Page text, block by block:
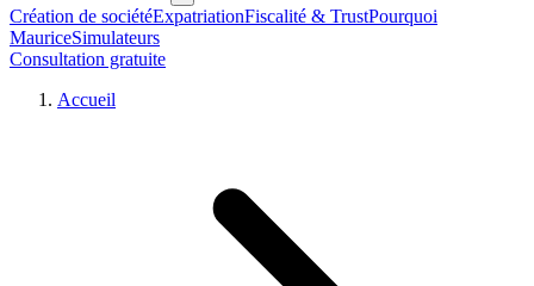
Création de sociétéExpatriationFiscalité & TrustPourquoi
MauriceSimulateurs
Consultation gratuite
Accueil